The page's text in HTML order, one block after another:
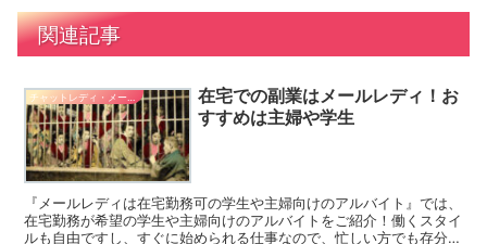
関連記事
在宅での副業はメールレディ！お
すすめは主婦や学生
『メールレディは在宅勤務可の学生や主婦向けのアルバイト』では、
在宅勤務が希望の学生や主婦向けのアルバイトをご紹介！働くスタイ
ルも自由ですし、すぐに始められる仕事なので、忙しい方でも存分に